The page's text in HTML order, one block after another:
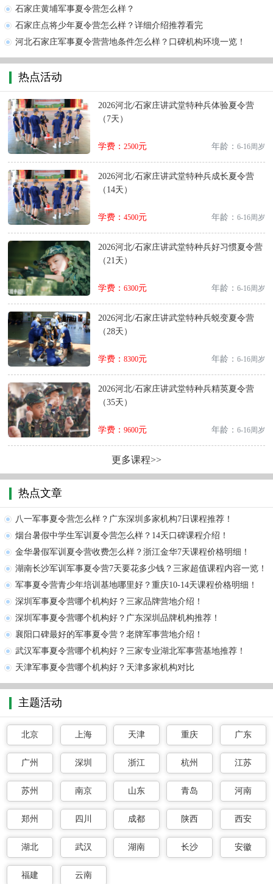
石家庄黄埔军事夏令营怎么样？
石家庄点将少年夏令营怎么样？详细介绍推荐看完
河北石家庄军事夏令营营地条件怎么样？口碑机构环境一览！
热点活动
2026河北/石家庄讲武堂特种兵体验夏令营
（7天）
学费： 2500元 年龄： 6-16周岁
2026河北/石家庄讲武堂特种兵成长夏令营
（14天）
学费： 4500元 年龄： 6-16周岁
2026河北/石家庄讲武堂特种兵好习惯夏令营
（21天）
学费： 6300元 年龄： 6-16周岁
2026河北/石家庄讲武堂特种兵蜕变夏令营
（28天）
学费： 8300元 年龄： 6-16周岁
2026河北/石家庄讲武堂特种兵精英夏令营
（35天）
学费： 9600元 年龄： 6-16周岁
更多课程>>
热点文章
八一军事夏令营怎么样？广东深圳多家机构7日课程推荐！
烟台暑假中学生军训夏令营怎么样？14天口碑课程介绍！
金华暑假军训夏令营收费怎么样？浙江金华7天课程价格明细！
湖南长沙军训军事夏令营7天要花多少钱？三家超值课程内容一览！
军事夏令营青少年培训基地哪里好？重庆10-14天课程价格明细！
深圳军事夏令营哪个机构好？三家品牌营地介绍！
深圳军事夏令营哪个机构好？广东深圳品牌机构推荐！
襄阳口碑最好的军事夏令营？老牌军事营地介绍！
武汉军事夏令营哪个机构好？三家专业湖北军事营基地推荐！
天津军事夏令营哪个机构好？天津多家机构对比
主题活动
北京 上海 天津 重庆 广东
广州 深圳 浙江 杭州 江苏
苏州 南京 山东 青岛 河南
郑州 四川 成都 陕西 西安
湖北 武汉 湖南 长沙 安徽
福建 云南